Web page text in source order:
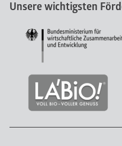
Unsere wichtigsten